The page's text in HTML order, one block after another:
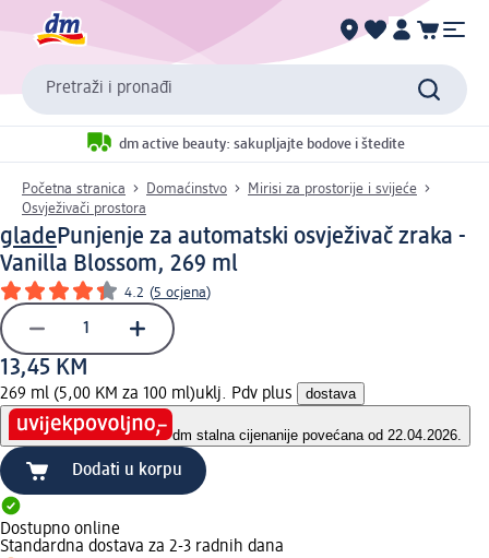
Pretraži i pronađi
dm active beauty: sakupljajte bodove i štedite
Početna stranica Domaćinstvo
Mirisi za prostorije i svijeće
Osvježivači prostora
gladePunjenje za automatski osvježivač zraka -
Vanilla Blossom, 269 ml
4.2 (5 ocjena)
13,45 KM
269 ml (5,00 KM za 100 ml)uklj. Pdv plus dostava
dm stalna cijenanije povećana od 22.04.2026.
Dodati u korpu
Dostupno online
Standardna dostava za 2-3 radnih dana